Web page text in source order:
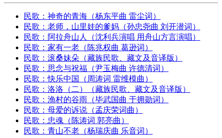
民歌：神奇的青海（杨东平曲 雷尘词）
民歌：老师，山里娃的爹妈（孙忠尧曲 刘开潜词）
民歌：阿拉舟山人（沈利兵演唱 用舟山方言演唱）
民歌：家有一老（陈兆权曲 葛逊词）
民歌：滚桑妹朵（藏族民歌、藏文及音译版）
民歌：思念与祝福（尹玉梅曲 许德清词）
民歌：快乐中国（周涛词 雷维模曲）
民歌：洛洛（二）（藏族民歌、藏文及音译版）
民歌：渔村的谷雨（毕武国曲 于拥勋词）
民歌：母爱的诉说（孟庆荣词曲）
民歌：忠魂（陈涛词 郭亮曲）
民歌：青山不老（杨瑞庆曲 乐音词）